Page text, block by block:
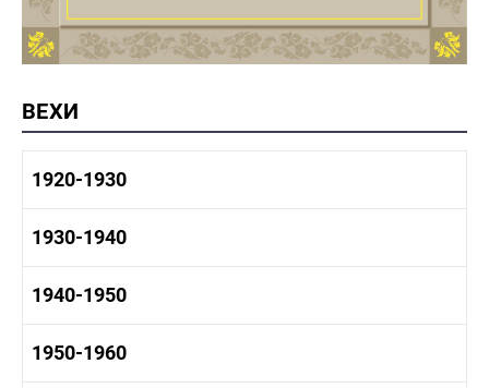
ВЕХИ
1920-1930
1920-1930 история
1920-1930 культура
1930-1940
1930-1940 история
1930-1940 культура
1940-1950
1940-1950 быт
1950-1960